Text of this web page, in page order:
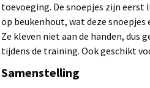
toevoeging. De snoepjes zijn
op beukenhout, wat deze
Ze kleven niet aan de handen, dus
tijdens de training. Ook geschikt
Samenstelling